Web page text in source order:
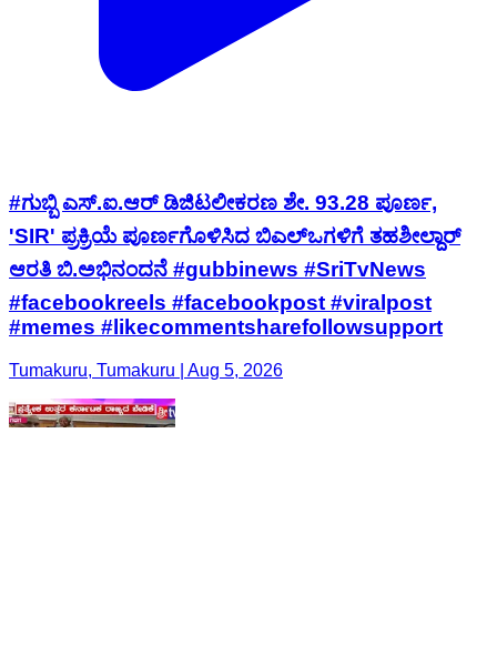
#ಗುಬ್ಬಿ ಎಸ್.ಐ.ಆರ್ ಡಿಜಿಟಲೀಕರಣ ಶೇ. 93.28 ಪೂರ್ಣ,
'SIR' ಪ್ರಕ್ರಿಯೆ ಪೂರ್ಣಗೊಳಿಸಿದ ಬಿಎಲ್‌ಒಗಳಿಗೆ ತಹಶೀಲ್ದಾರ್
ಆರತಿ ಬಿ.ಅಭಿನಂದನೆ #gubbinews #SriTvNews
#facebookreels #facebookpost #viralpost
#memes #likecommentsharefollowsupport
Tumakuru, Tumakuru | Aug 5, 2026